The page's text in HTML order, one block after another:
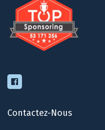
Contactez-Nous